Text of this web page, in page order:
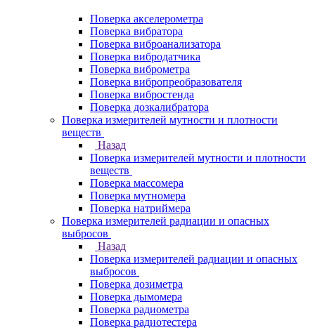
Поверка акселерометра
Поверка вибратора
Поверка виброанализатора
Поверка вибродатчика
Поверка виброметра
Поверка вибропреобразователя
Поверка вибростенда
Поверка дозкалибратора
Поверка измерителей мутности и плотности
веществ
Назад
Поверка измерителей мутности и плотности
веществ
Поверка массомера
Поверка мутномера
Поверка натриймера
Поверка измерителей радиации и опасных
выбросов
Назад
Поверка измерителей радиации и опасных
выбросов
Поверка дозиметра
Поверка дымомера
Поверка радиометра
Поверка радиотестера